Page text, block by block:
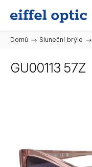
Domů / Sluneční brýle /
GU00113 57Z